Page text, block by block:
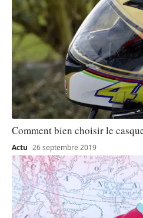
Comment bien choisir le
Actu 26 septembre 2019